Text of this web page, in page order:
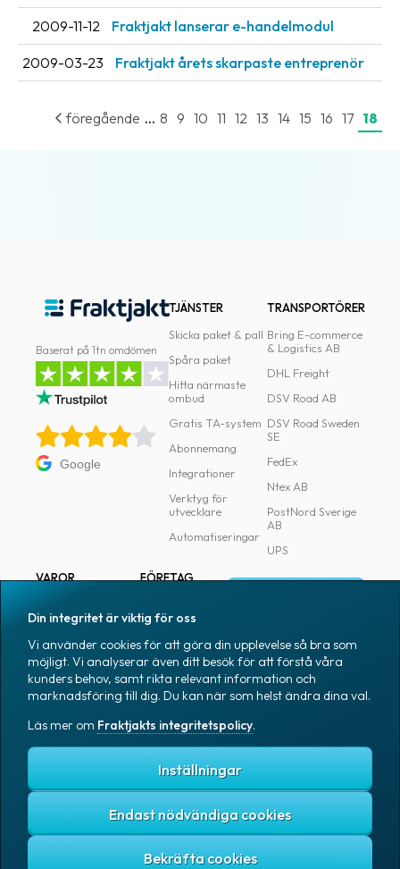
2009-11-12 Fraktjakt lanserar e-handelmodul
2009-03-23 Fraktjakt årets skarpaste entreprenör
föregående ... 8 9 10 11 12 13 14 15 16 17 18
Baserat på 1tn omdömen
Google
TJÄNSTER
Skicka paket & pall
Spåra paket
Hitta närmaste
ombud
Gratis TA-system
Abonnemang
Integrationer
Verktyg för
utvecklare
Automatiseringar
TRANSPORTÖRER
Bring E-commerce
& Logistics AB
DHL Freight
DSV Road AB
DSV Road Sweden
SE
FedEx
Ntex AB
PostNord Sverige
AB
UPS
VAROR
Märkning
Emballage
Emballagetillbehör
Kontorsvaror
FÖRETAG
Pressrum
Medarbetare
Jobb & karriär
Nyhetsarkiv
Blogg
Skapa konto
Fraktjakts integritetspolicy
Allmänna villkor
Copyright © 2007 – 2026 Fraktjakt AB. All rights reserved.
Din integritet är viktig för oss
Vi använder cookies för att göra din upplevelse så bra som
möjligt. Vi analyserar även ditt besök för att förstå våra
kunders behov, samt rikta relevant information och
marknadsföring till dig. Du kan när som helst ändra dina val.
Läs mer om Fraktjakts integritetspolicy.
Inställningar
Endast nödvändiga cookies